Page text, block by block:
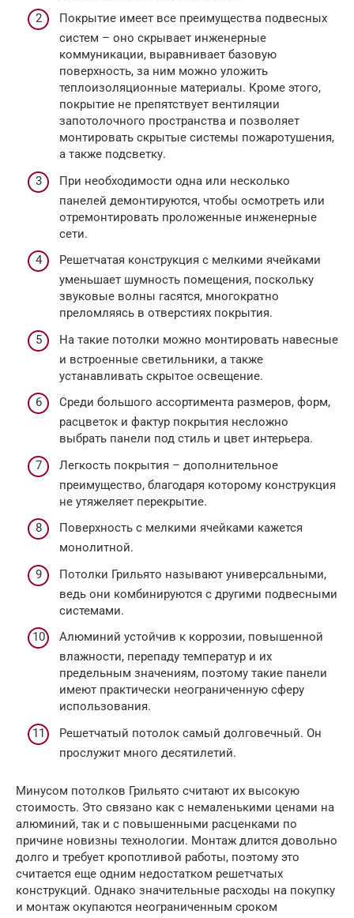
Покрытие имеет все преимущества подвесных
систем – оно скрывает инженерные
коммуникации, выравнивает базовую
поверхность, за ним можно уложить
теплоизоляционные материалы. Кроме этого,
покрытие не препятствует вентиляции
запотолочного пространства и позволяет
монтировать скрытые системы пожаротушения,
а также подсветку.
При необходимости одна или несколько
панелей демонтируются, чтобы осмотреть или
отремонтировать проложенные инженерные
сети.
Решетчатая конструкция с мелкими ячейками
уменьшает шумность помещения, поскольку
звуковые волны гасятся, многократно
преломляясь в отверстиях покрытия.
На такие потолки можно монтировать навесные
и встроенные светильники, а также
устанавливать скрытое освещение.
Среди большого ассортимента размеров, форм,
расцветок и фактур покрытия несложно
выбрать панели под стиль и цвет интерьера.
Легкость покрытия – дополнительное
преимущество, благодаря которому конструкция
не утяжеляет перекрытие.
Поверхность с мелкими ячейками кажется
монолитной.
Потолки Грильято называют универсальными,
ведь они комбинируются с другими подвесными
системами.
Алюминий устойчив к коррозии, повышенной
влажности, перепаду температур и их
предельным значениям, поэтому такие панели
имеют практически неограниченную сферу
использования.
Решетчатый потолок самый долговечный. Он
прослужит много десятилетий.
Минусом потолков Грильято считают их высокую
стоимость. Это связано как с немаленькими ценами на
алюминий, так и с повышенными расценками по
причине новизны технологии. Монтаж длится довольно
долго и требует кропотливой работы, поэтому это
считается еще одним недостатком решетчатых
конструкций. Однако значительные расходы на покупку
и монтаж окупаются неограниченным сроком